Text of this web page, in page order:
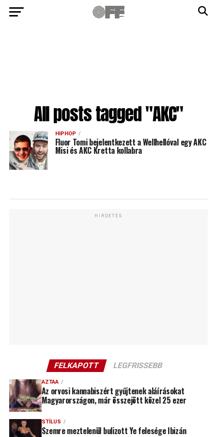
All posts tagged "AKC"
HIPHOP
Fluor Tomi bejelentkezett a Wellhellóval egy AKC
Misi és AKC Kretta kollabra
HIRDETÉS
FELKAPOTT LEGFRISSEBB
AZTAA
Az orvosi kannabiszért gyűjtenek aláírásokat
Magyarországon, már összejött közel 25 ezer
STÍLUS
Szemre meztelenül bulizott Ye felesége Ibizán